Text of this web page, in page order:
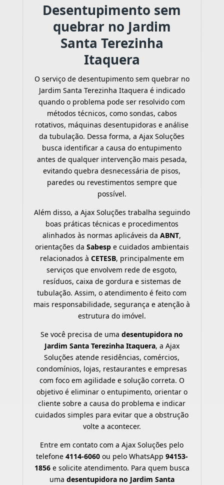
Desentupimento sem
quebrar no Jardim
Santa Terezinha
Itaquera
O serviço de desentupimento sem quebrar no
Jardim Santa Terezinha Itaquera é indicado
quando o problema pode ser resolvido com
métodos técnicos, como sondas, cabos
rotativos, máquinas desentupidoras e análise
da tubulação. Dessa forma, a Ajax Soluções
busca identificar a causa do entupimento
antes de qualquer intervenção mais pesada,
evitando quebra desnecessária de pisos,
paredes ou revestimentos sempre que
possível.
Além disso, a Ajax Soluções trabalha seguindo
boas práticas técnicas e procedimentos
alinhados às normas aplicáveis daABNT,
orientações da Sabespe cuidados ambientais
relacionados à CETESB, principalmente em
serviços que envolvem rede de esgoto,
resíduos, caixa de gordura e sistemas de
tubulação. Assim, o atendimento é feito com
mais responsabilidade, segurança e atenção à
estrutura do imóvel.
Se você precisa de umadesentupidora no
Jardim Santa Terezinha Itaquera, a Ajax
Soluções atende residências, comércios,
condomínios, lojas, restaurantes e empresas
com foco em agilidade e solução correta. O
objetivo é eliminar o entupimento, orientar o
cliente sobre a causa do problema e indicar
cuidados simples para evitar que a obstrução
volte a acontecer.
Entre em contato com a Ajax Soluções pelo
telefone 4114-6060ou pelo WhatsApp 94153-
1856e solicite atendimento. Para quem busca
uma desentupidora no Jardim Santa